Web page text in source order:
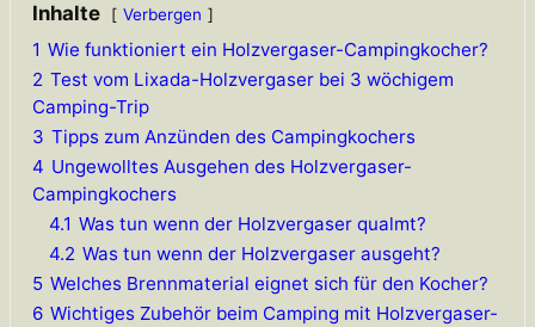
Inhalte Verbergen
1 Wie funktioniert ein Holzvergaser-Campingkocher?
2 Test vom Lixada-Holzvergaser bei 3 wöchigem
Camping-Trip
3 Tipps zum Anzünden des Campingkochers
4 Ungewolltes Ausgehen des Holzvergaser-
Campingkochers
4.1 Was tun wenn der Holzvergaser qualmt?
4.2 Was tun wenn der Holzvergaser ausgeht?
5 Welches Brennmaterial eignet sich für den Kocher?
6 Wichtiges Zubehör beim Camping mit Holzvergaser-